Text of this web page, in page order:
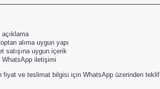
alıma uygun yapı
satışına uygun içerik
iletişimi
ve teslimat bilgisi için WhatsApp üzerinden teklif